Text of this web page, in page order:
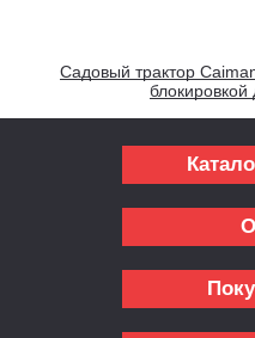
Садовый трактор